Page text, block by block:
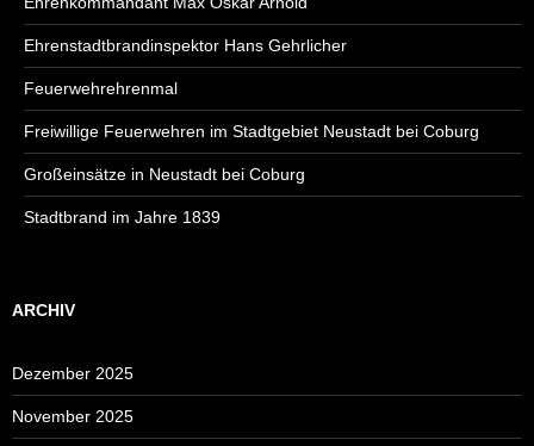
Ehrenstadtbrandinspektor Hans Gehrlicher
Feuerwehrehrenmal
Freiwillige Feuerwehren im Stadtgebiet Neustadt bei Coburg
Großeinsätze in Neustadt bei Coburg
Stadtbrand im Jahre 1839
ARCHIV
Dezember 2025
November 2025